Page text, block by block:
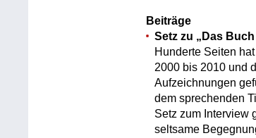
Beiträge
Setz zu „Das
Hunderte Seiten
2000 bis 2010 und
Aufzeichnungen
dem sprechenden
Setz zum Interview
seltsame